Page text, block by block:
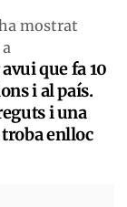
mostrat
que fa 10
i al país.
i una
enlloc